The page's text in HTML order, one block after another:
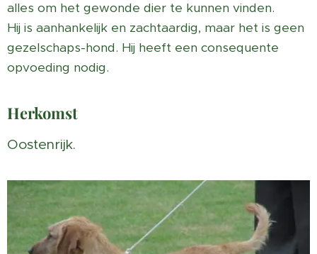
alles om het gewonde dier te kunnen vinden.
Hij is aanhankelijk en zachtaardig, maar het is geen
gezelschaps-hond. Hij heeft een consequente
opvoeding nodig.
Herkomst
Oostenrijk.